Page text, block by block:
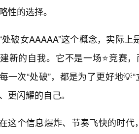
性的选择。
处破女AAAAA”这个概念，实际
新的自我。它不是一场⭐竞赛
一次“处破”，都是为了更好地
更闪耀的自己。
这个信息爆炸、节奏飞快的时代